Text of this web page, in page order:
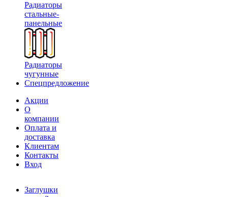
Радиаторы
стальные-
панельные
Радиаторы
чугунные
Спецпредложение
Акции
О
компании
Оплата и
доставка
Клиентам
Контакты
Вход
Заглушки